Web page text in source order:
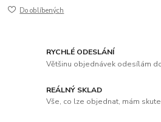
Do oblíbených
RYCHLÉ ODESLÁNÍ
Většinu objednávek odesílám
REÁLNÝ SKLAD
Vše, co lze objednat, mám